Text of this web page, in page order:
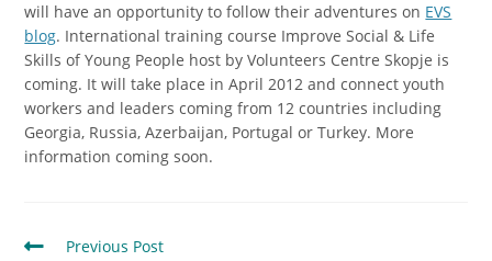
will have an opportunity to follow their adventures on EVS
blog. International training course Improve Social & Life
Skills of Young People host by Volunteers Centre Skopje is
coming. It will take place in April 2012 and connect youth
workers and leaders coming from 12 countries including
Georgia, Russia, Azerbaijan, Portugal or Turkey. More
information coming soon.
Previous Post